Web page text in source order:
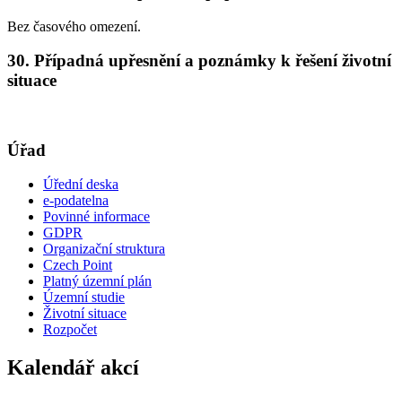
Bez časového omezení.
30. Případná upřesnění a poznámky k řešení životní
situace
Úřad
Úřední deska
e-podatelna
Povinné informace
GDPR
Organizační struktura
Czech Point
Platný územní plán
Územní studie
Životní situace
Rozpočet
Kalendář akcí